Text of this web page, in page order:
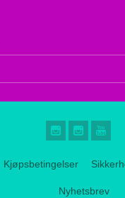
Kjøpsbetingelser
Nyhetsbrev